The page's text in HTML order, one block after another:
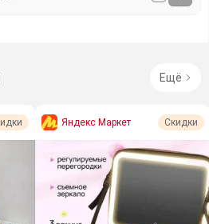
Ещё
Яндекс Маркет Скидки